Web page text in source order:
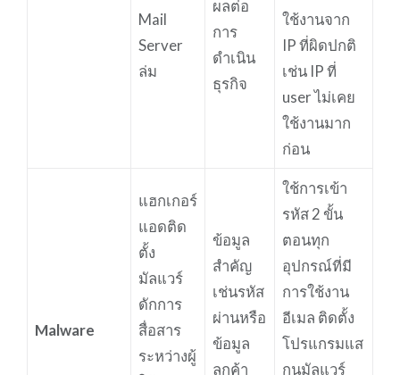
Mail
Server
ล่ม
ผลต่อ
การ
ดำเนิน
ธุรกิจ
ใช้งานจาก
IP ที่ผิดปกติ
เช่น IP ที่
user ไม่เคย
ใช้งานมาก
ก่อน
Malware
แฮกเกอร์
แอดติด
ตั้ง
มัลแวร์
ดักการ
สื่อสาร
ระหว่างผู้
ข้อมูล
สำคัญ
เช่นรหัส
ผ่านหรือ
ข้อมูล
ลูกค้า
ใช้การเข้า
รหัส 2 ขั้น
ตอนทุก
อุปกรณ์ที่มี
การใช้งาน
อีเมล ติดตั้ง
โปรแกรมแส
กนมัลแวร์